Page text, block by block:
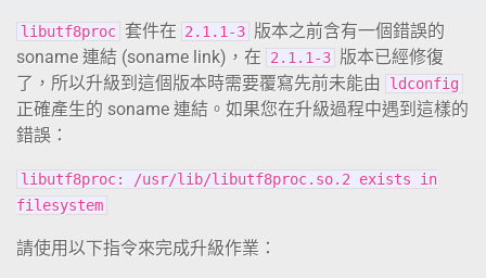
libutf8proc 套件在 2.1.1-3 版本之前含有一個錯誤的
soname 連結 (soname link)，在
2.1.1-3 版本已經修復
了，所以升級到這個版本時需要覆寫先前未能由
ldconfig
正確產生的 soname 連結。如果您在升級過程中遇到這樣的
錯誤：
libutf8proc: /usr/lib/libutf8proc.so.2 exists in
filesystem
請使用以下指令來完成升級作業：